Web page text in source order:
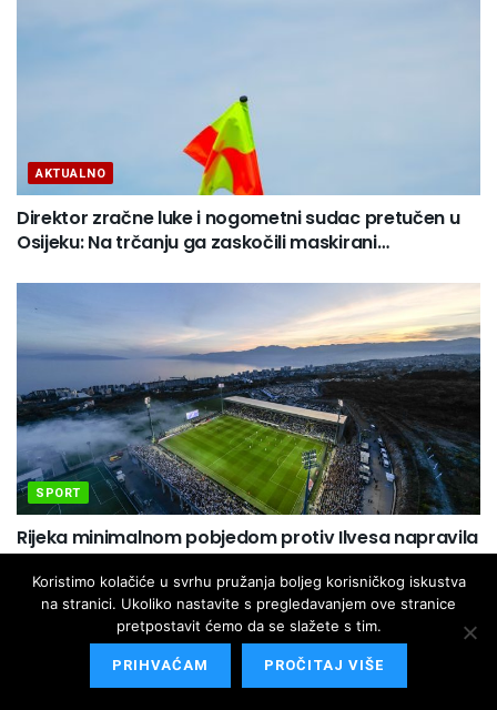
AKTUALNO
Direktor zračne luke i nogometni sudac pretučen u
Osijeku: Na trčanju ga zaskočili maskirani…
SPORT
Rijeka minimalnom pobjedom protiv Ilvesa napravila
prvi korak prema doigravanju Konferencijske lige
Koristimo kolačiće u svrhu pružanja boljeg korisničkog iskustva
na stranici. Ukoliko nastavite s pregledavanjem ove stranice
pretpostavit ćemo da se slažete s tim.
PRIHVAĆAM PROČITAJ VIŠE